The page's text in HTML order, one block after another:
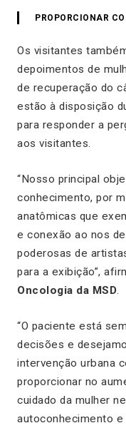
PROPORCIONAR
Os visitantes
depoimentos de
de recuperação do
estão à disposição
para responder a
aos visitantes.
“Nosso principal
conhecimento, por
anatômicas que
e conexão ao nos
poderosas de
para a exibição”,
Oncologia da MSD.
“O paciente está
decisões e
intervenção urbana
proporcionar no
cuidado da mulher
autoconhecimento e